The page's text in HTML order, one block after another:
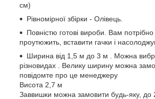
см)
Рівномірної збірки - Олівець.
Повністю готові вироби. Вам потрібно
проутюжить, вставити гачки і
Ширина від 1,5 м до 3 м . Можна
різновидах . Велику ширину можна
повідомте про це менеджеру
Висота 2,7 м
Заввишки можна замовити будь-яку,